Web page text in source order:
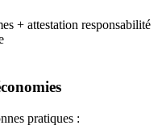
+ attestation responsabilité
pratiques :